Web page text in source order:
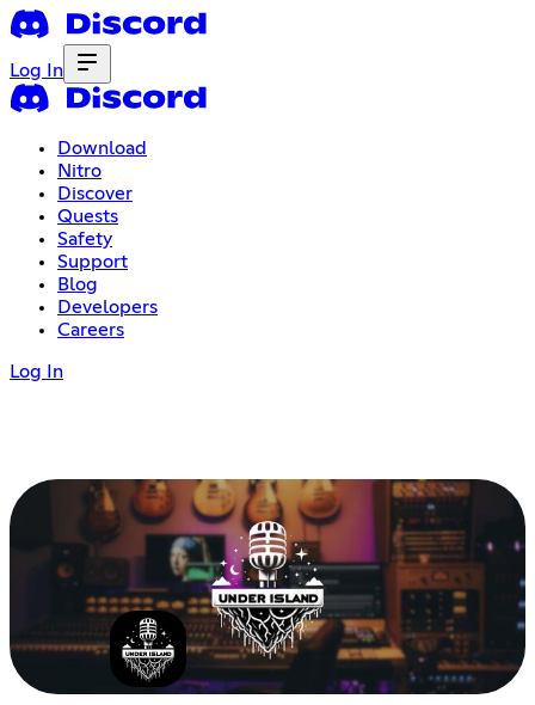
Log In
Download
Nitro
Discover
Quests
Safety
Support
Blog
Developers
Careers
Log In